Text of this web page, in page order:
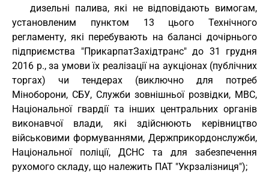
дизельні палива, які не відповідають вимогам,
установленим пунктом 13 цього Технічного
регламенту, які перебувають на балансі дочірнього
підприємства "ПрикарпатЗахідтранс" до 31 грудня
2016 р., за умови їх реалізації на аукціонах (публічних
торгах) чи тендерах (виключно для потреб
Міноборони, СБУ, Служби зовнішньої розвідки, МВС,
Національної гвардії та інших центральних органів
виконавчої влади, які здійснюють керівництво
військовими формуваннями, Держприкордонслужби,
Національної поліції, ДСНС та для забезпечення
рухомого складу, що належить ПАТ "Укрзалізниця");